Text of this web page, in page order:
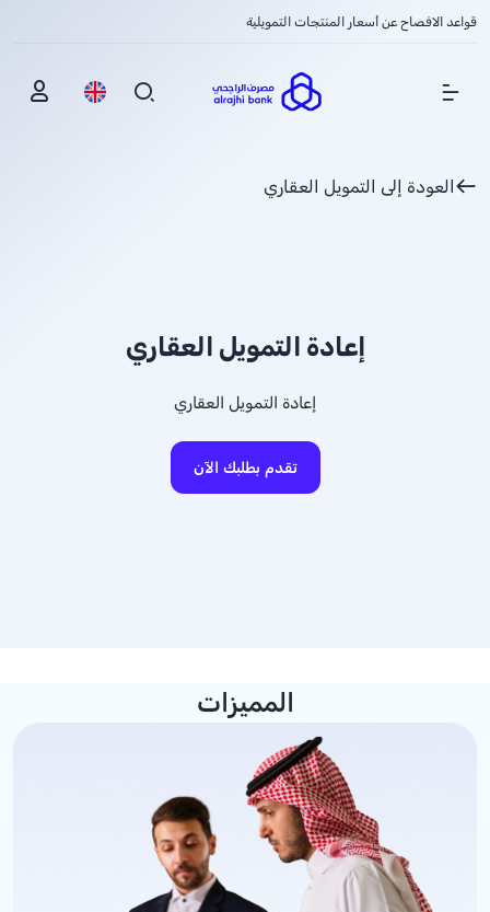
قواعد الافصاح عن أسعار المنتجات التمويلية
Show Menu
العودة إلى التمويل العقاري
إعادة التمويل العقاري
إعادة التمويل العقاري
تقدم بطلبك الآن
المميزات